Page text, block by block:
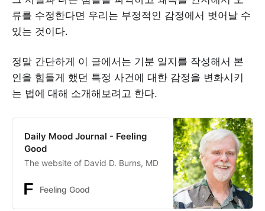
류를 수정한다면 우리는 부정적인 감정에서 벗어날 수
있는 것이다.
정말 간단하게 이 글에서는 기분 일지를 작성해서 본
인을 힘들게 했던 특정 사건에 대한 감정을 변화시키
는 법에 대해 소개해보려고 한다.
Daily Mood Journal - Feeling
Good
The website of David D. Burns, MD
Feeling Good